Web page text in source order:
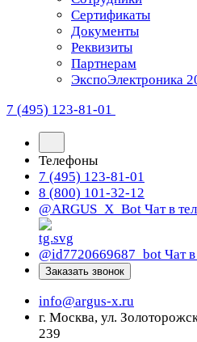
Сертификаты
Документы
Реквизиты
Партнерам
ЭкспоЭлектроника
7 (495) 123-81-01
Телефоны
7 (495) 123-81-01
8 (800) 101-32-12
@ARGUS_X_Bot Чат в
@id7720669687_bot Чат
Заказать звонок
info@argus-x.ru
г. Москва, ул.
239